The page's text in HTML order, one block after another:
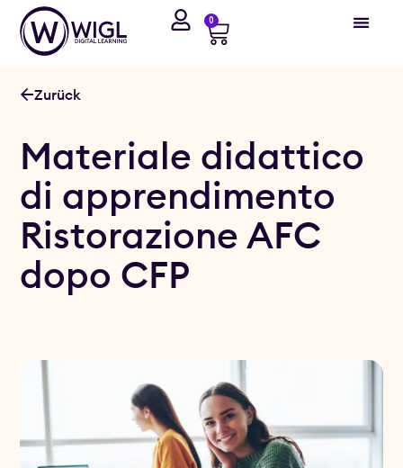
0
Zurück
Materiale didattico
di apprendimento
Ristorazione AFC
dopo CFP